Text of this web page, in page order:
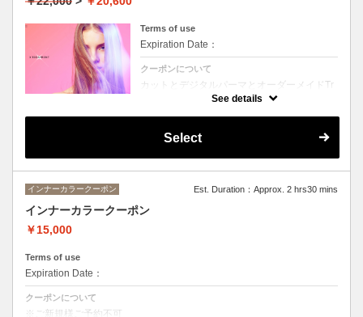
Terms of use
Expiration Date：
クーポンについて
カットとデジタルパーマとオーダーメイドTr
のセットメニュー。抜群の艶！ハリ、コシ！
鮮やかなハイトーンカラーも、極上美しい髪
See details
Select
インナーカラークーポン Est. Duration：Approx. 2 hrs30 mins
インナーカラークーポン
￥15,000
Terms of use
Expiration Date：
クーポンについて
※ご新規様ご予約不可